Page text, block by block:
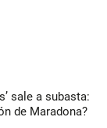
sale a subasta:
de Maradona?